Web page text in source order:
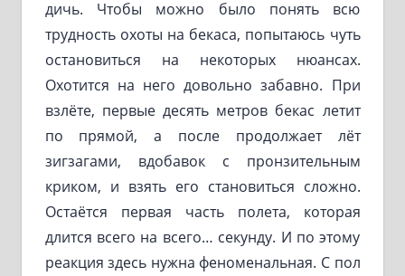
дичь. Чтобы можно было понять всю
трудность охоты на бекаса, попытаюсь чуть
остановиться на некоторых нюансах.
Охотится на него довольно забавно. При
взлёте, первые десять метров бекас летит
по прямой, а после продолжает лёт
зигзагами, вдобавок с пронзительным
криком, и взять его становиться сложно.
Остаётся первая часть полета, которая
длится всего на всего… секунду. И по этому
реакция здесь нужна феноменальная. С пол